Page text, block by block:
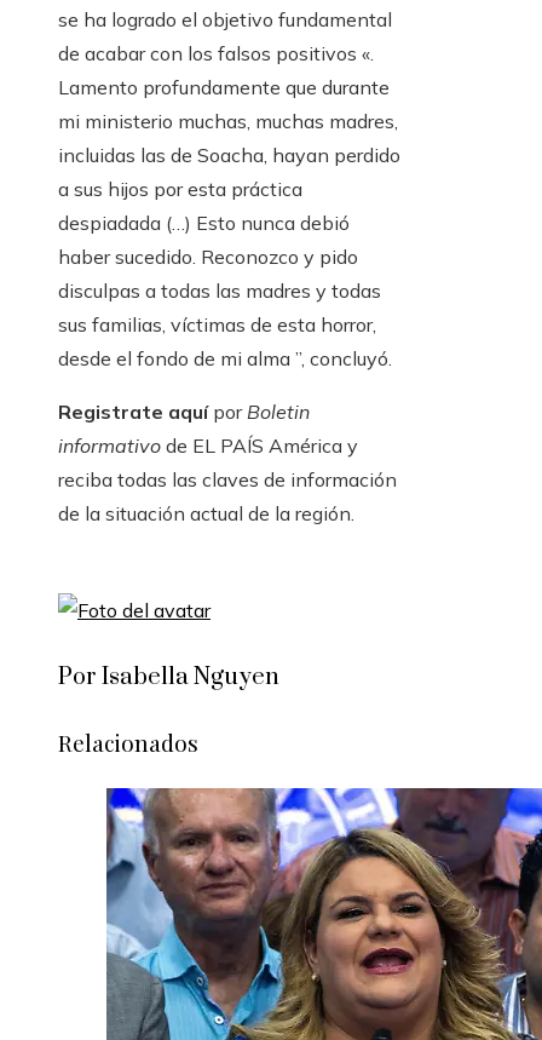
se ha logrado el objetivo fundamental
de acabar con los falsos positivos «.
Lamento profundamente que durante
mi ministerio muchas, muchas madres,
incluidas las de Soacha, hayan perdido
a sus hijos por esta práctica
despiadada (…) Esto nunca debió
haber sucedido. Reconozco y pido
disculpas a todas las madres y todas
sus familias, víctimas de esta horror,
desde el fondo de mi alma ”, concluyó.
Registrate aquí porBoletin
informativo de EL PAÍS América y
reciba todas las claves de información
de la situación actual de la región.
Por Isabella Nguyen
Relacionados